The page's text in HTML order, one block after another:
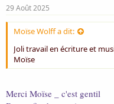
29 Août 2025
Moïse Wolff a dit:
Joli travail en écriture et
Moïse
Merci Moïse _ c'est gentil